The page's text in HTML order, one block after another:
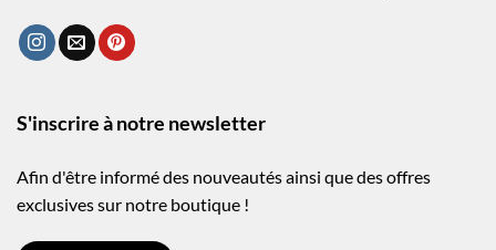
S'inscrire à notre newsletter
Afin d'être informé des nouveautés ainsi que des offres
exclusives sur notre boutique !